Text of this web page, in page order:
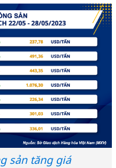
sản tăng giá